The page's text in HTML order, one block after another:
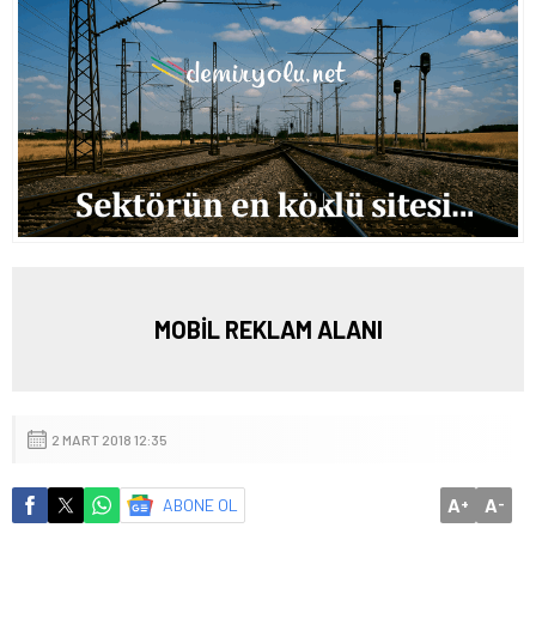
MOBİL REKLAM ALANI
2 MART 2018 12:35
ABONE OL A+ A-